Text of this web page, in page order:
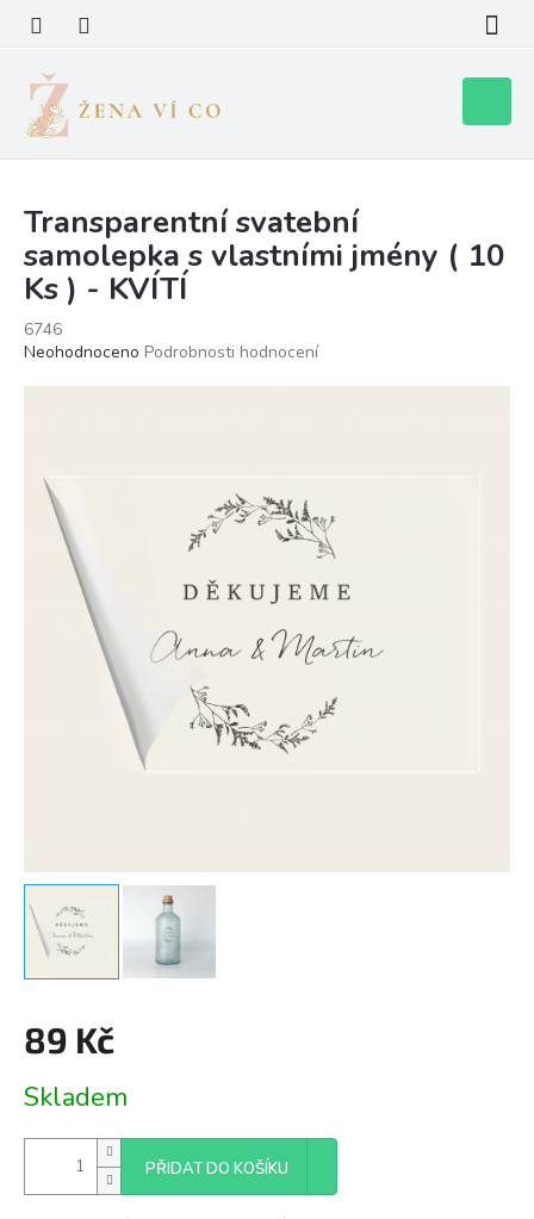
obsah
košík
Transparentní svatební
samolepka s vlastními jmény ( 10
Ks ) - KVÍTÍ
6746
Průměrné
hvězdiček.
Neohodnoceno Podrobnosti hodnocení
89 Kč
cena:
Skladem
PŘIDAT DO KOŠÍKU